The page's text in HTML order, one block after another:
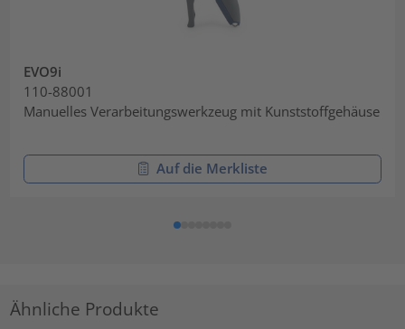
EVO9i
110-88001
Manuelles Verarbeitungswerkzeug mit Kunststoffgehäuse
Auf die Merkliste
Ähnliche Produkte